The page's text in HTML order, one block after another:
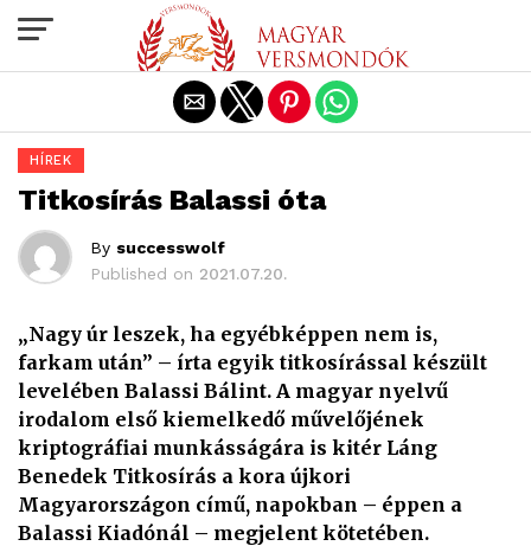
HÍREK
Titkosírás Balassi óta
By successwolf
Published on 2021.07.20.
„Nagy úr leszek, ha egyébképpen nem is,
farkam után” – írta egyik titkosírással készült
levelében Balassi Bálint. A magyar nyelvű
irodalom első kiemelkedő művelőjének
kriptográfiai munkásságára is kitér Láng
Benedek Titkosírás a kora újkori
Magyarországon című, napokban – éppen a
Balassi Kiadónál – megjelent kötetében.
Exit mobile version